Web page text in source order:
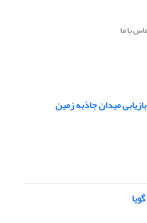
با ما
میدان جاذبه زمین